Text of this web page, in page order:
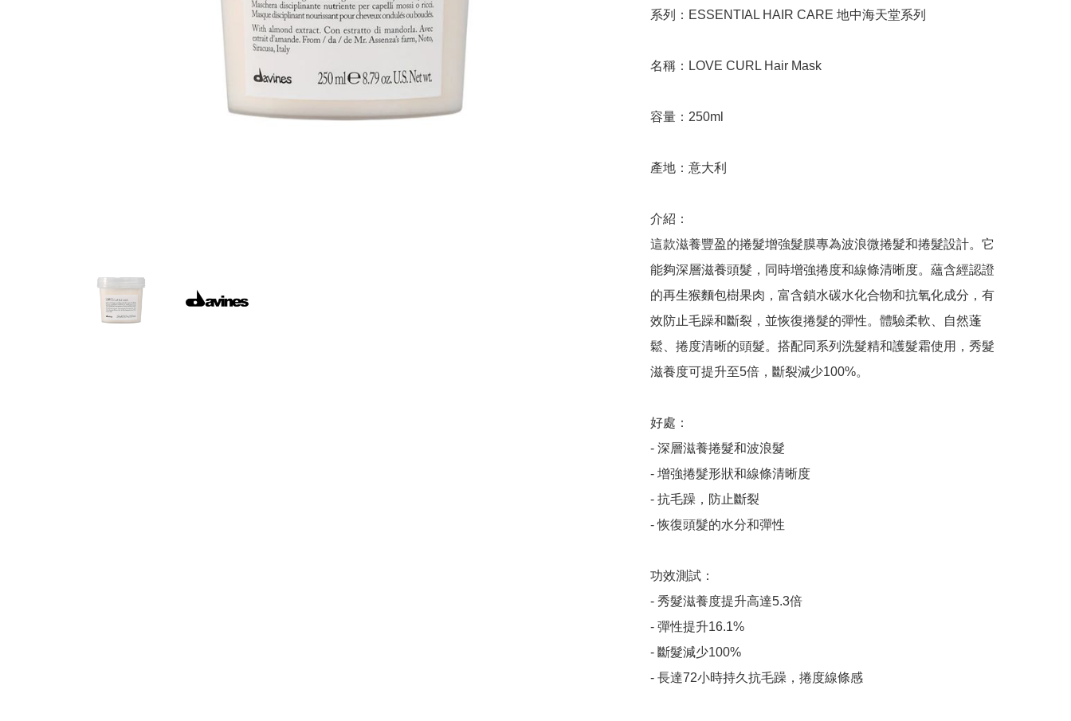
系列：ESSENTIAL HAIR CARE 地中海天堂系列
名稱：LOVE CURL Hair Mask
容量：250ml
產地：意大利
介紹：
這款滋養豐盈的捲髮增強髮膜專為波浪微捲髮和捲髮設計。它
能夠深層滋養頭髮，同時增強捲度和線條清晰度。蘊含經認證
的再生猴麵包樹果肉，富含鎖水碳水化合物和抗氧化成分，有
效防止毛躁和斷裂，並恢復捲髮的彈性。體驗柔軟、自然蓬
鬆、捲度清晰的頭髮。搭配同系列洗髮精和護髮霜使用，秀髮
滋養度可提升至5倍，斷裂減少100%。
好處：
- 深層滋養捲髮和波浪髮
- 增強捲髮形狀和線條清晰度
- 抗毛躁，防止斷裂
- 恢復頭髮的水分和彈性
功效測試：
- 秀髮滋養度提升高達5.3倍
- 彈性提升16.1%
- 斷髮減少100%
- 長達72小時持久抗毛躁，捲度線條感